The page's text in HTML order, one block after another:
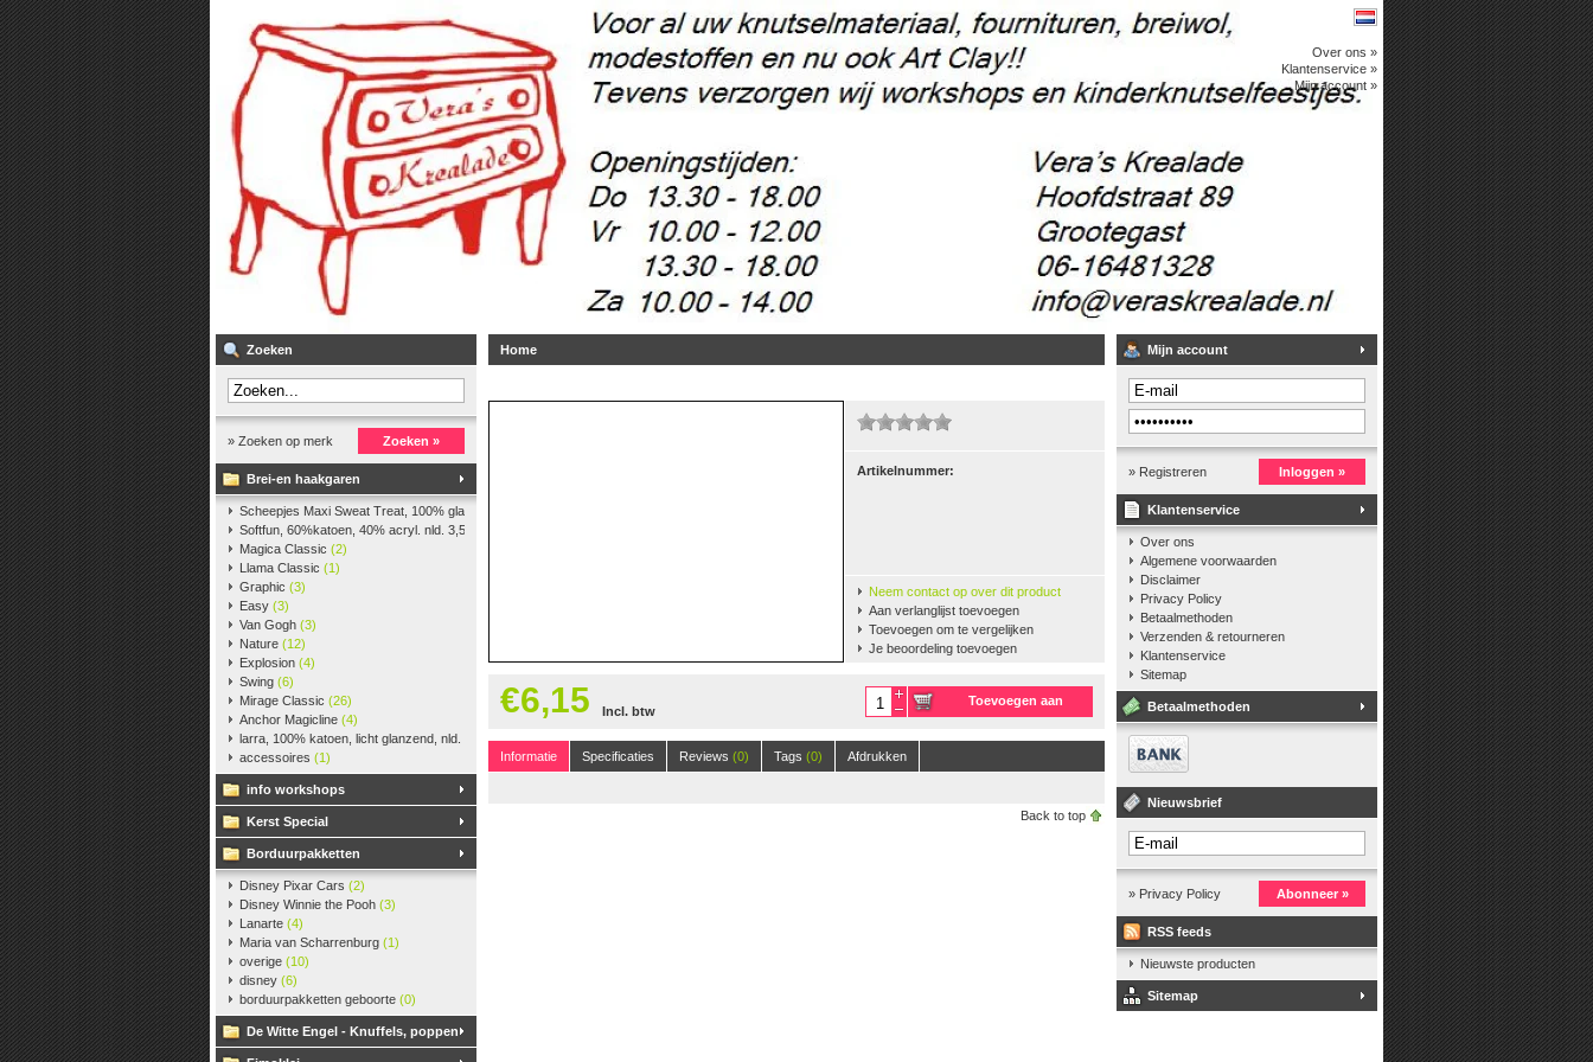
Over ons »
Klantenservice »
Mijn account »
Zoeken
» Zoeken op merk Zoeken »
Brei-en haakgaren
Scheepjes Maxi Sweat Treat, 100% glanskatoen,25 gr.
Softfun, 60%katoen, 40% acryl. nld. 3,5-4. ca. 140m, 50 gr.
Magica Classic (2)
Llama Classic (1)
Graphic (3)
Easy (3)
Van Gogh (3)
Nature (12)
Explosion (4)
Swing (6)
Mirage Classic (26)
Anchor Magicline (4)
larra, 100% katoen, licht glanzend, nld. 2,5-3, ca. 125m, 50 gr.(38)
accessoires (1)
info workshops
Kerst Special
Borduurpakketten
Disney Pixar Cars (2)
Disney Winnie the Pooh (3)
Lanarte (4)
Maria van Scharrenburg (1)
overige (10)
disney (6)
borduurpakketten geboorte (0)
De Witte Engel - Knuffels, poppen
Home
Artikelnummer:
Neem contact op over dit product
Aan verlanglijst toevoegen
Toevoegen om te vergelijken
Je beoordeling toevoegen
€6,15 Incl. btw
Toevoegen aan
Informatie
Specificaties Reviews (0) Tags (0) Afdrukken
Back to top
Mijn account
» Registreren Inloggen »
Klantenservice
Over ons
Algemene voorwaarden
Disclaimer
Privacy Policy
Betaalmethoden
Verzenden & retourneren
Klantenservice
Sitemap
Betaalmethoden
Nieuwsbrief
» Privacy Policy Abonneer »
RSS feeds
Nieuwste producten
Sitemap